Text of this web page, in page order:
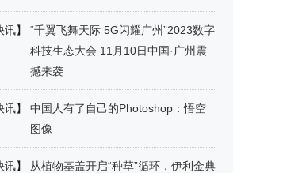
讯】
“千翼飞舞天际 5G闪耀广州”2023数字
科技生态大会 11月10日中国·广州震
撼来袭
讯】
中国人有了自己的Photoshop：悟空
图像
讯】
从植物基盖开启“种草”循环，伊利金典